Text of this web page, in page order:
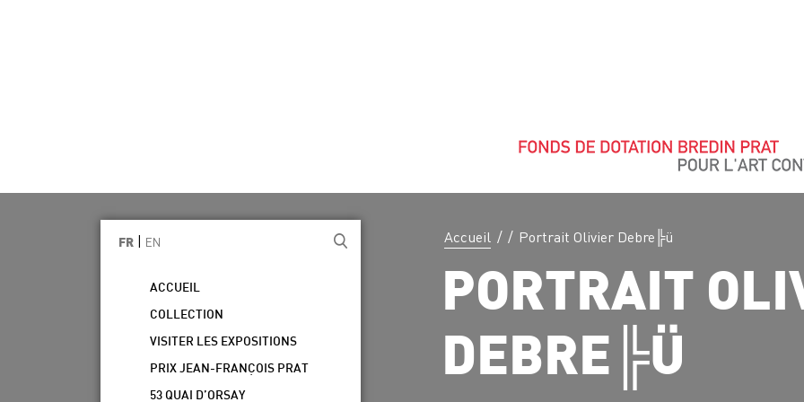
Accueil / / Portrait Olivier Debre╠ü
PORTRAIT
DEBRE╠Ü
FR EN
ACCUEIL
COLLECTION
VISITER LES EXPOSITIONS
PRIX JEAN-FRANÇOIS PRAT
53 QUAI D’ORSAY